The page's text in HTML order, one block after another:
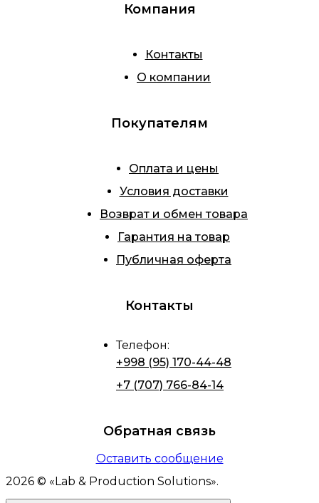
Компания
Контакты
О компании
Покупателям
Оплата и цены
Условия доставки
Возврат и обмен товара
Гарантия на товар
Публичная оферта
Контакты
Телефон:
+998 (95) 170-44-48
+7 (707) 766-84-14
Обратная связь
Оставить сообщение
2026 © « Lab & Production Solutions».